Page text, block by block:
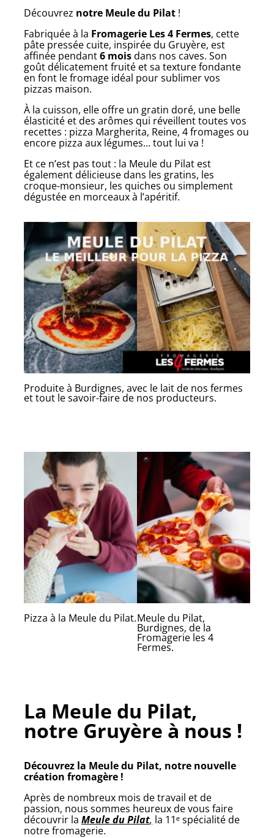
Découvrez notre Meule du Pilat !
Fabriquée à la Fromagerie Les 4 Fermes, cette
pâte pressée cuite, inspirée du Gruyère, est
affinée pendant6 moisdans nos caves. Son
goût délicatement fruité et sa texture fondante
en font le fromage idéal pour sublimer vos
pizzas maison.
À la cuisson, elle offre un gratin doré, une belle
élasticité et des arômes qui réveillent toutes vos
recettes : pizza Margherita, Reine, 4 fromages ou
encore pizza aux légumes… tout lui va !
Et ce n’est pas tout : la Meule du Pilat est
également délicieuse dans les gratins, les
croque-monsieur, les quiches ou simplement
dégustée en morceaux à l’apéritif.
Produite à Burdignes, avec le lait de nos fermes
et tout le savoir-faire de nos producteurs.
Pizza à la Meule du Pilat.Meule du Pilat,
Burdignes, de la
Fromagerie les 4
Fermes.
La Meule du Pilat,
notre Gruyère à nous !
Découvrez la Meule du Pilat, notre nouvelle
création fromagère !
Après de nombreux mois de travail et de
passion, nous sommes heureux de vous faire
découvrir la Meule du Pilat, la 11ᵉ spécialité de
notre fromagerie.